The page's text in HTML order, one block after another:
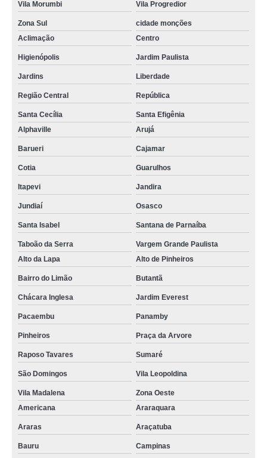
Vila Morumbi Vila Progredior
Zona Sul
cidade monções
Aclimação
Centro
Higienópolis Jardim Paulista
Jardins Liberdade
Região Central República
Santa Cecília
Santa Efigênia
Alphaville
Arujá
Barueri Cajamar
Cotia Guarulhos
Itapevi Jandira
Jundiaí Osasco
Santa Isabel Santana de Parnaíba
Taboão da Serra
Vargem Grande Paulista
Alto da Lapa
Alto de Pinheiros
Bairro do Limão Butantã
Chácara Inglesa Jardim Everest
Pacaembu Panamby
Pinheiros Praça da Arvore
Raposo Tavares Sumaré
São Domingos Vila Leopoldina
Vila Madalena
Zona Oeste
Americana
Araraquara
Araras Araçatuba
Bauru Campinas